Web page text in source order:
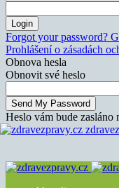
Forgot your password?
Prohlášení o zásadách
Obnova hesla
Obnovit své heslo
Heslo vám bude zasláno